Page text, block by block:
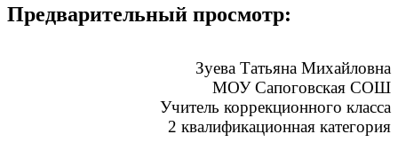
Предварительный просмотр:
Зуева Татьяна Михайловна
МОУ Сапоговская СОШ
Учитель коррекционного класса
2 квалификационная категория